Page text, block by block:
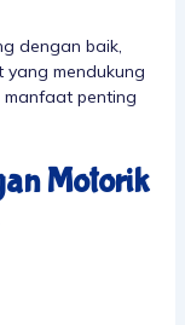
dengan baik,
mendukung
penting
Motorik